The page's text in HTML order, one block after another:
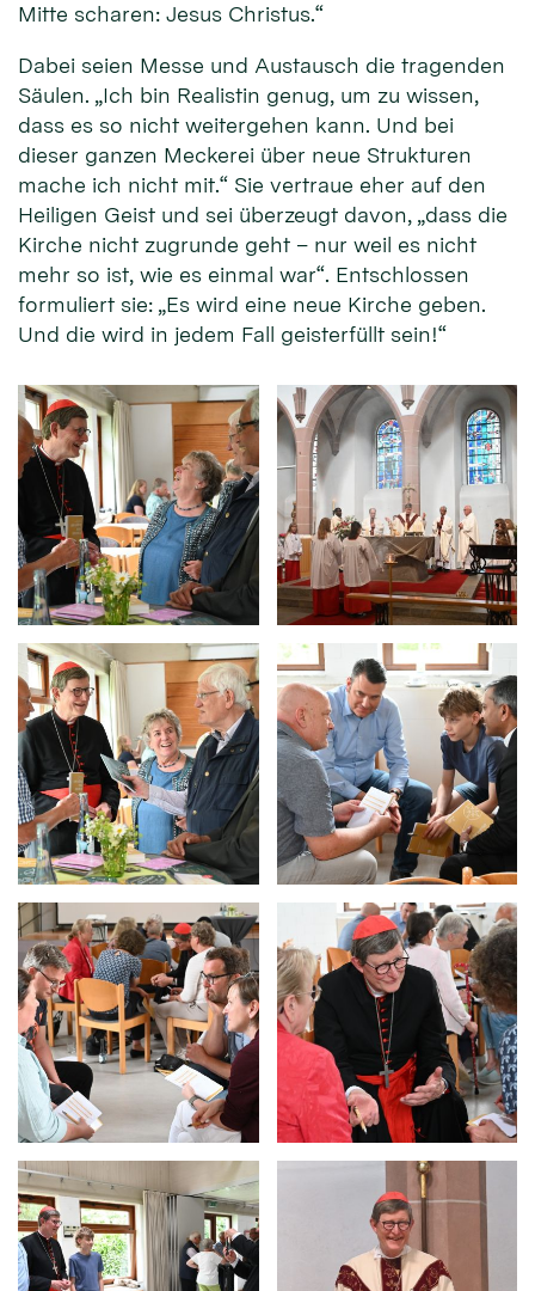
Mitte scharen: Jesus Christus.“
Dabei seien Messe und Austausch die tragenden
Säulen. „Ich bin Realistin genug, um zu wissen,
dass es so nicht weitergehen kann. Und bei
dieser ganzen Meckerei über neue Strukturen
mache ich nicht mit.“ Sie vertraue eher auf den
Heiligen Geist und sei überzeugt davon, „dass die
Kirche nicht zugrunde geht – nur weil es nicht
mehr so ist, wie es einmal war“. Entschlossen
formuliert sie: „Es wird eine neue Kirche geben.
Und die wird in jedem Fall geisterfüllt sein!“